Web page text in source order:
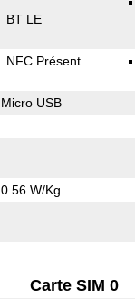
BT LE
NFC Présent
Micro USB
0.56 W/Kg
Carte SIM 0